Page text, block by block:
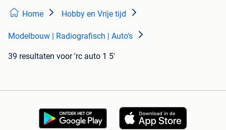
Home Hobby en Vrije tijd
Modelbouw | Radiografisch | Auto's
39 resultaten voor 'rc auto 1 5'